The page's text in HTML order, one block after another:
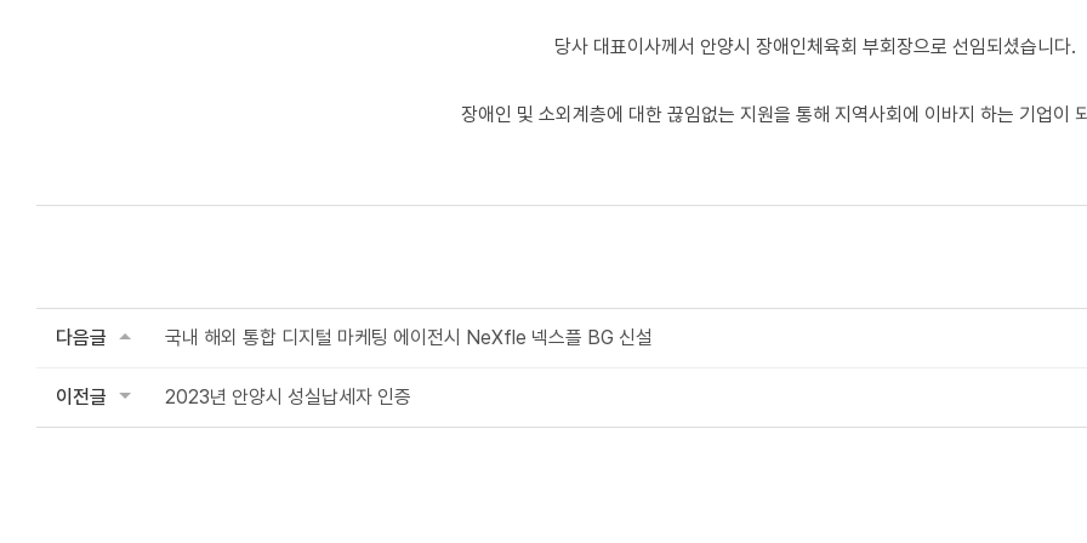
당사 대표이사께서 안양시 장애인체육회 부회장으로 선임되셨습니다.
장애인 및 소외계층에 대한 끊임없는 지원을 통해 지역사회에 이바지 하는 기업이
다음글 국내 해외 통합 디지털 마케팅 에이전시 NeXfle 넥스플 BG 신설
이전글 2023년 안양시 성실납세자 인증